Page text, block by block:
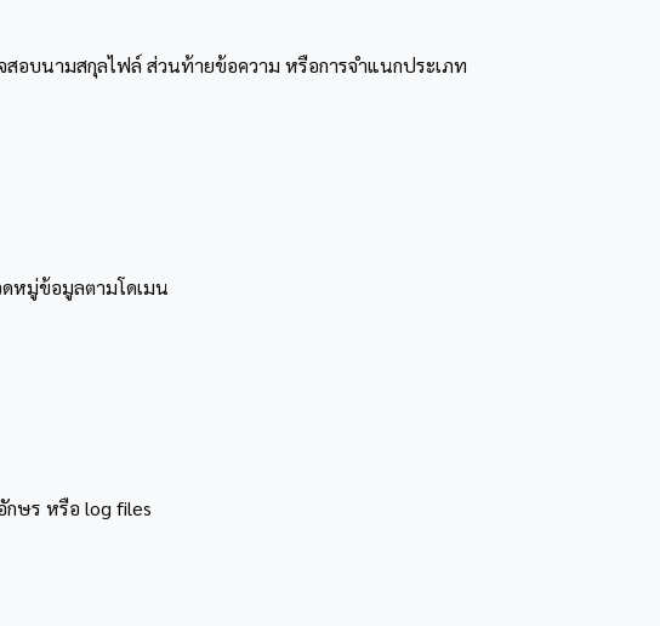
อบนามสกุลไฟล์ ส่วนท้ายข้อความ หรือการจำแนกประเภท
หมู่ข้อมูลตามโดเมน
กษร หรือ log files